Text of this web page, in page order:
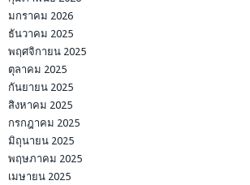
มกราคม 2026
ธันวาคม 2025
พฤศจิกายน 2025
ตุลาคม 2025
กันยายน 2025
สิงหาคม 2025
กรกฎาคม 2025
มิถุนายน 2025
พฤษภาคม 2025
เมษายน 2025